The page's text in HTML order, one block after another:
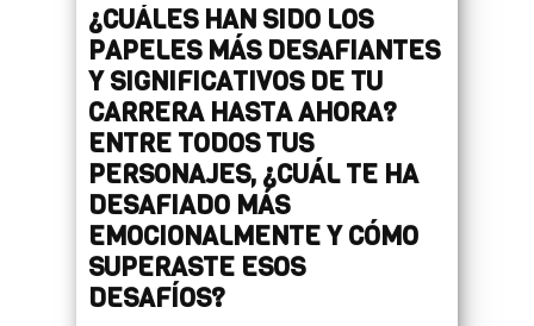
¿CUÁLES HAN SIDO LOS
PAPELES MÁS DESAFIANTES
Y SIGNIFICATIVOS DE TU
CARRERA HASTA AHORA?
ENTRE TODOS TUS
PERSONAJES, ¿CUÁL TE HA
DESAFIADO MÁS
EMOCIONALMENTE Y CÓMO
SUPERASTE ESOS
DESAFÍOS?